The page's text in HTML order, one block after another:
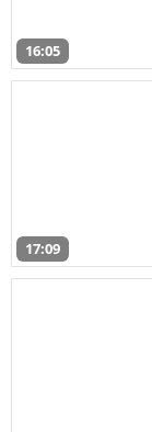
16:05
17:09